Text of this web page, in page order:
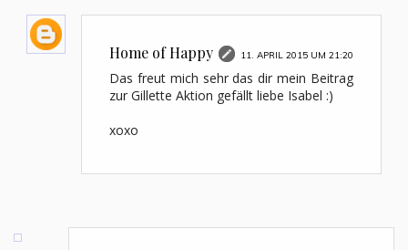
Home of Happy 11. APRIL 2015 UM 21:20
Das freut mich sehr das dir mein Beitrag
zur Gillette Aktion gefällt liebe Isabel :)
xoxo